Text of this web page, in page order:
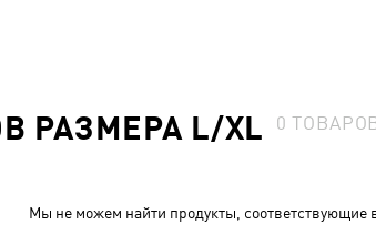
РАЗМЕРА L/XL 0
Мы не можем найти продукты, соответствующие